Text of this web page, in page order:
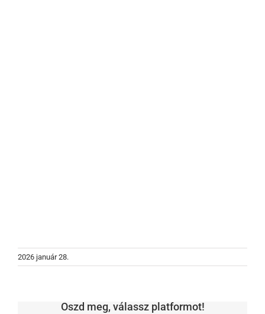
2026 január 28.
Oszd meg, válassz platformot!